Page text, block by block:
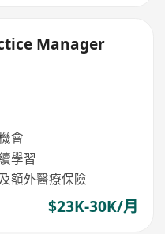
Manager
會
學習
額外醫療保險
$23K-30K/月